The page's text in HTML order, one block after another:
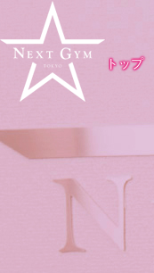
トップ